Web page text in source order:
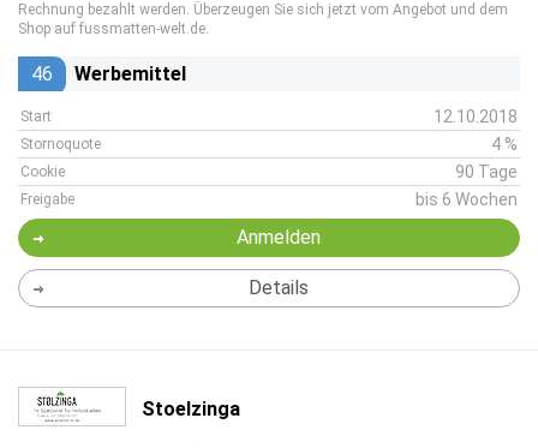
Rechnung bezahlt werden. Überzeugen Sie sich jetzt vom Angebot und dem
Shop auf fussmatten-welt.de.
46 Werbemittel
Start 12.10.2018
Stornoquote 4 %
Cookie 90 Tage
Freigabe bis 6 Wochen
Anmelden
Details
Stoelzinga